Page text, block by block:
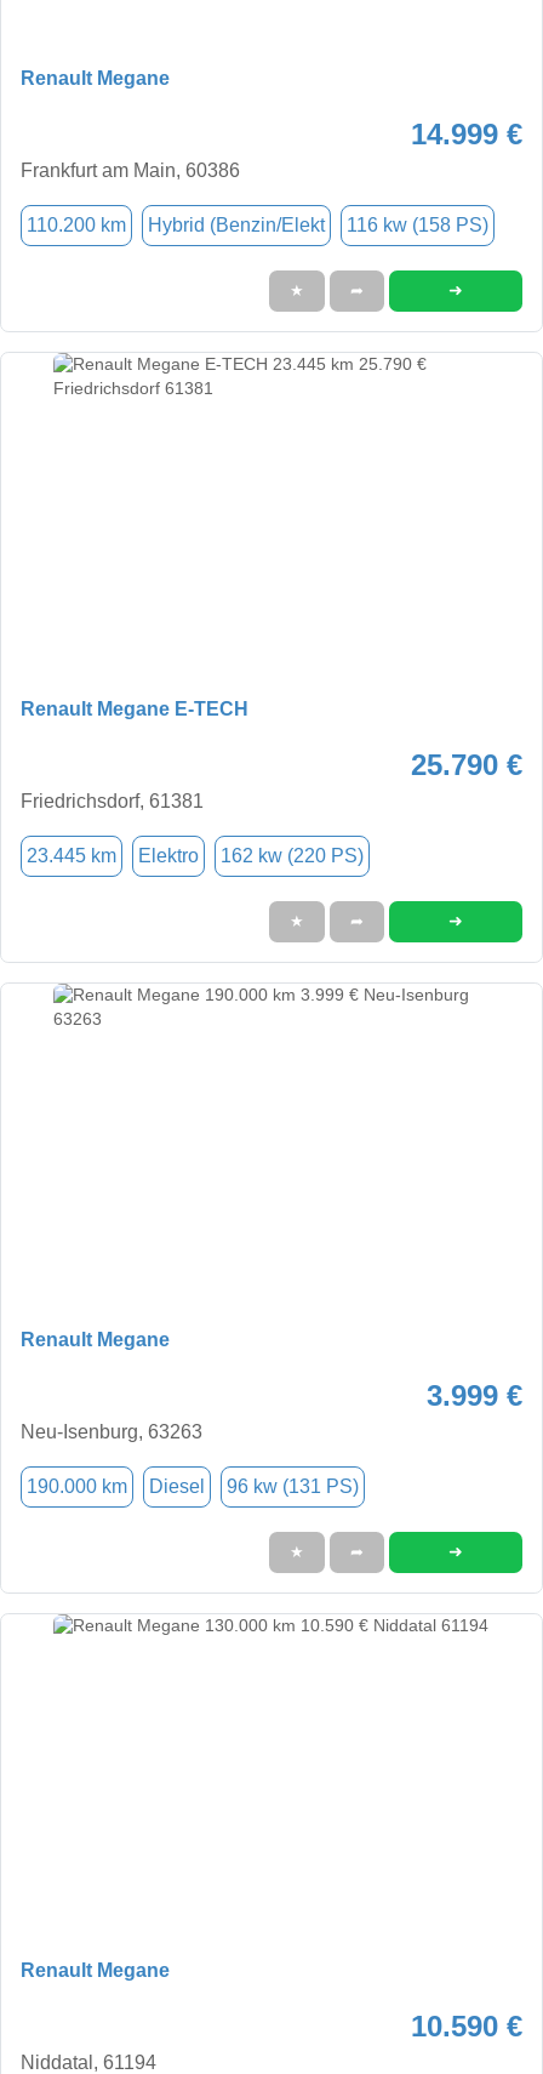
Renault Megane
14.999 €
Frankfurt am Main, 60386
110.200 km Hybrid (Benzin/Elekt 116 kw (158 PS)
★ ➦ ➜
Renault Megane E-TECH
25.790 €
Friedrichsdorf, 61381
23.445 km Elektro 162 kw (220 PS)
★ ➦ ➜
Renault Megane
3.999 €
Neu-Isenburg, 63263
190.000 km Diesel 96 kw (131 PS)
★ ➦ ➜
Renault Megane
10.590 €
Niddatal, 61194